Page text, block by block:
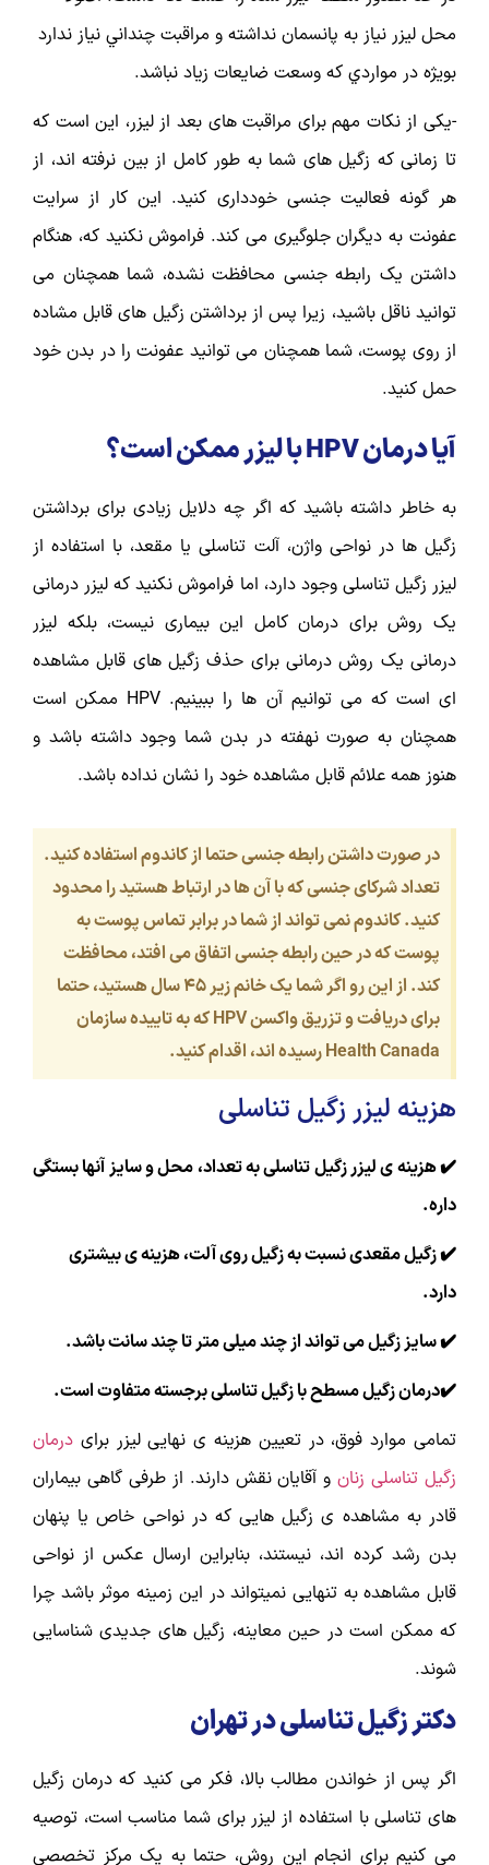
محل ليزر نياز به پانسمان نداشته و مراقبت چنداني نياز ندارد
بويژه در مواردي كه وسعت ضايعات زياد نباشد.
-یکی از نکات مهم برای مراقبت های بعد از لیزر، این است که
تا زمانی که زگیل های شما به طور کامل از بین نرفته اند، از
هر گونه فعالیت جنسی خودداری کنید. این کار از سرایت
عفونت به دیگران جلوگیری می کند. فراموش نکنید که، هنگام
داشتن یک رابطه جنسی محافظت نشده، شما همچنان می
توانید ناقل باشید، زیرا پس از برداشتن زگیل های قابل مشاده
از روی پوست، شما همچنان می توانید عفونت را در بدن خود
حمل کنید.
آیا درمان HPV با لیزر ممکن است؟
به خاطر داشته باشید که اگر چه دلایل زیادی برای برداشتن
زگیل ها در نواحی واژن، آلت تناسلی یا مقعد، با استفاده از
لیزر زگیل تناسلی وجود دارد، اما فراموش نکنید که لیزر درمانی
یک روش برای درمان کامل این بیماری نیست، بلکه لیزر
درمانی یک روش درمانی برای حذف زگیل های قابل مشاهده
ای است که می توانیم آن ها را ببینیم. HPV ممکن است
همچنان به صورت نهفته در بدن شما وجود داشته باشد و
هنوز همه علائم قابل مشاهده خود را نشان نداده باشد.
در صورت داشتن رابطه جنسی حتما از کاندوم استفاده کنید.
تعداد شرکای جنسی که با آن ها در ارتباط هستید را محدود
کنید. کاندوم نمی تواند از شما در برابر تماس پوست به
پوست که در حین رابطه جنسی اتفاق می افتد، محافظت
کند. از این رو اگر شما یک خانم زیر ۴۵ سال هستید، حتما
برای دریافت و تزریق واکسن HPV که به تاییده سازمان
Health Canada رسیده اند، اقدام کنید.
هزینه لیزر زگیل تناسلی
✔️ هزینه ی لیزر زگیل تناسلی به تعداد، محل و سایز آنها بستگی
داره.
✔️ زگیل مقعدی نسبت به زگیل روی آلت، هزینه ی بیشتری
دارد.
✔️ سایز زگیل می تواند از چند میلی متر تا چند سانت باشد.
✔️درمان زگیل مسطح با زگیل تناسلی برجسته متفاوت است.
تمامی موارد فوق، در تعیین هزینه ی نهایی لیزر برای درمان
زگیل تناسلی زنانو آقایان نقش دارند. از طرفی گاهی بیماران
قادر به مشاهده ی زگیل هایی که در نواحی خاص یا پنهان
بدن رشد کرده اند، نیستند، بنابراین ارسال عکس از نواحی
قابل مشاهده به تنهایی نمیتواند در این زمینه موثر باشد چرا
که ممکن است در حین معاینه، زگیل های جدیدی شناسایی
شوند.
دکتر زگیل تناسلی در تهران
اگر پس از خواندن مطالب بالا، فکر می کنید که درمان زگیل
های تناسلی با استفاده از لیزر برای شما مناسب است، توصیه
می کنیم برای انجام این روش، حتما به یک مرکز تخصصی